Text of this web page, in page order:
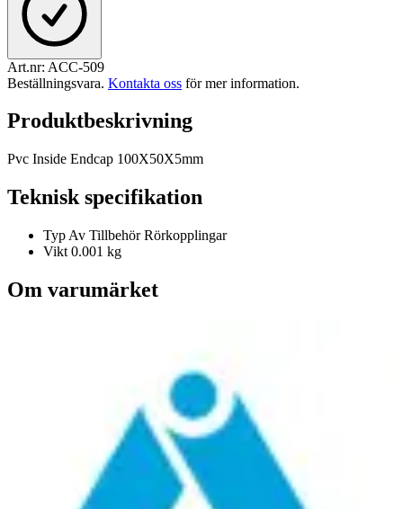
Art.nr: ACC-509
Beställningsvara. Kontakta oss för mer information.
Produktbeskrivning
Pvc Inside Endcap 100X50X5mm
Teknisk specifikation
Typ Av TillbehörRörkopplingar
Vikt 0.001 kg
Om varumärket